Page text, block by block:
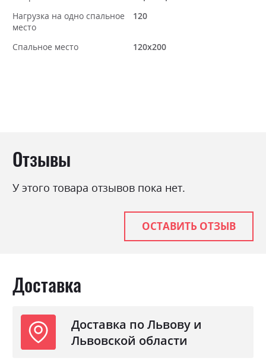
Нагрузка на одно спальное
место
120
Спальное место 120х200
Отзывы
У этого товара отзывов пока нет.
ОСТАВИТЬ ОТЗЫВ
Доставка
Доставка по Львову и
Львовской области